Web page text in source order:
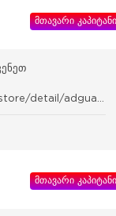
მთავარი კაპიტანი
detail/adguard-
მთავარი კაპიტანი